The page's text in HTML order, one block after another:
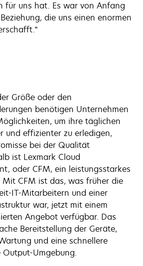
für uns hat. Es war von Anfang
die uns einen enormen
Größe oder den
benötigen Unternehmen
um ihre täglichen
und effizienter zu erledigen,
bei der Qualität
ist Lexmark Cloud
oder CFM, ein leistungsstarkes
Mit CFM ist das, was früher die
IT-Mitarbeitern und einer
war, jetzt mit einem
Angebot verfügbar. Das
Bereitstellung der Geräte,
und eine schnellere
Umgebung.